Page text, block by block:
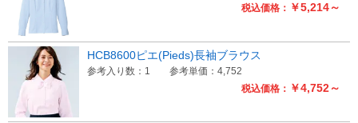
税込価格： ￥5,214～
税込価格： ￥4,752～
HCB8600ピエ(Pieds)長袖ブラウス
参考入り数：1 参考単価：4,752